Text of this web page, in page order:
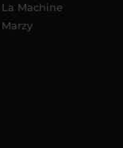
Machine